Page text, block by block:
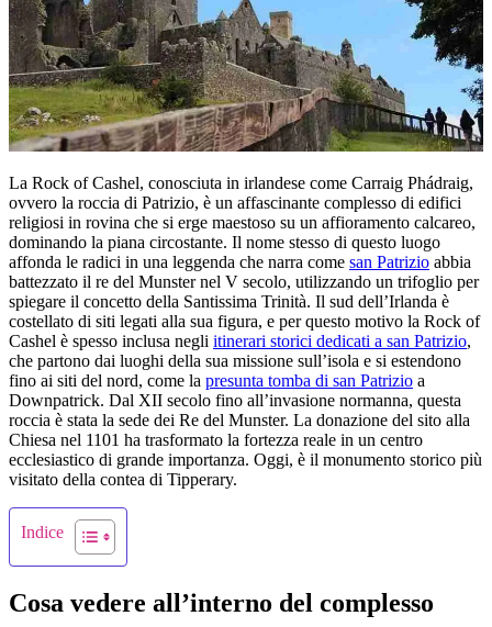
La Rock of Cashel, conosciuta in irlandese come Carraig Phádraig,
ovvero la roccia di Patrizio, è un affascinante complesso di edifici
religiosi in rovina che si erge maestoso su un affioramento calcareo,
dominando la piana circostante. Il nome stesso di questo luogo
affonda le radici in una leggenda che narra come san Patrizio abbia
battezzato il re del Munster nel V secolo, utilizzando un trifoglio per
spiegare il concetto della Santissima Trinità. Il sud dell’Irlanda è
costellato di siti legati alla sua figura, e per questo motivo la Rock of
Cashel è spesso inclusa negli itinerari storici dedicati a san Patrizio,
che partono dai luoghi della sua missione sull’isola e si estendono
fino ai siti del nord, come la presunta tomba di san Patrizio a
Downpatrick. Dal XII secolo fino all’invasione normanna, questa
roccia è stata la sede dei Re del Munster. La donazione del sito alla
Chiesa nel 1101 ha trasformato la fortezza reale in un centro
ecclesiastico di grande importanza. Oggi, è il monumento storico più
visitato della contea di Tipperary.
Indice
Cosa vedere all’interno del complesso